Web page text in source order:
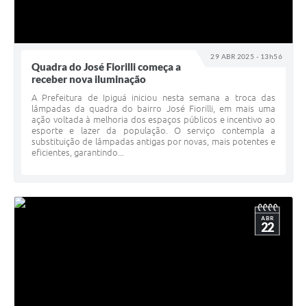
29 ABR 2025 - 13h56
Quadra do José Fiorilli começa a
receber nova iluminação
A Prefeitura de Ipiguá iniciou nesta semana a troca das
lâmpadas da quadra do bairro José Fiorilli, em mais uma
ação voltada à melhoria dos espaços públicos e incentivo ao
esporte e lazer da população. O serviço contempla a
substituição de lâmpadas antigas por novas, mais potentes e
eficientes, garantindo...
ABR
22